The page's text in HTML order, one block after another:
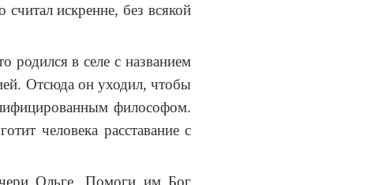
искренне, без всякой
в селе с названием
Отсюда он уходил, чтобы
философом.
человека расставание с
Ольге. Помоги им Бог